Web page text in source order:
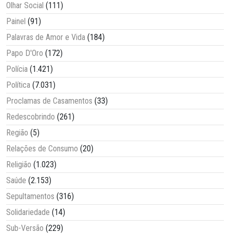
Olhar Social (111)
Painel (91)
Palavras de Amor e Vida (184)
Papo D'Oro (172)
Polícia (1.421)
Política (7.031)
Proclamas de Casamentos (33)
Redescobrindo (261)
Região (5)
Relações de Consumo (20)
Religião (1.023)
Saúde (2.153)
Sepultamentos (316)
Solidariedade (14)
Sub-Versão (229)